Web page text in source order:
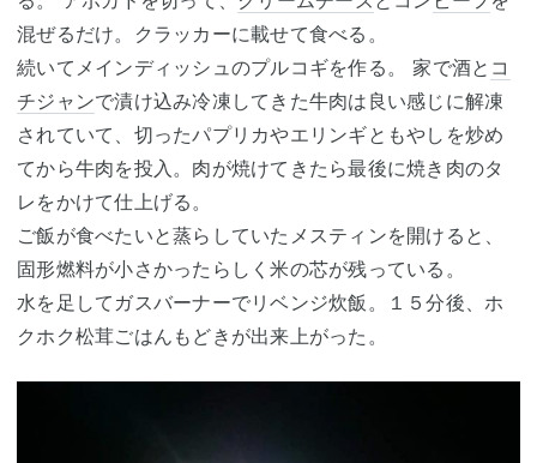
混ぜるだけ。クラッカーに載せて食べる。
続いてメインディッシュのプルコギを作る。 家で酒と コ
チジャンで漬け込み冷凍してきた牛肉は良い感じに解凍
されていて、切ったパプリカやエリンギともやしを炒め
てから牛肉を投入。肉が焼けてきたら最後に焼き肉のタ
レをかけて仕上げる。
ご飯が食べたいと蒸らしていたメスティンを開けると、
固形燃料が小さかったらしく米の芯が残っている。
水を足してガスバーナーでリベンジ炊飯。１５分後、ホ
クホク松茸ごはんもどきが出来上がった。